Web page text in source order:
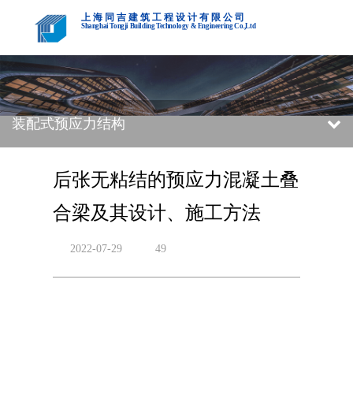
上海同吉建筑工程设计有限公司
Shanghai Tongji Building Technology & Engineering Co.,Ltd
装配式预应力结构
后张无粘结的预应力混凝土叠
合梁及其设计、施工方法
2022-07-29 49